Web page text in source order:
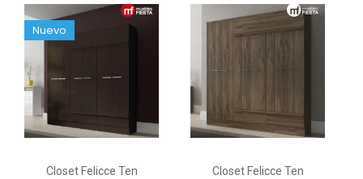
Closet Felicce Ten
Nuevo
Closet Felicce Ten